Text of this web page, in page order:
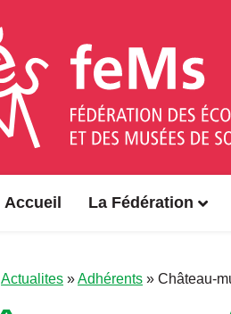
Accueil La Fédération
Actualites »Adhérents » Château-